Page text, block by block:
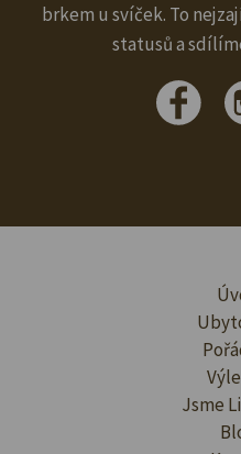
brkem u svíček. To
statusů a
Jsme